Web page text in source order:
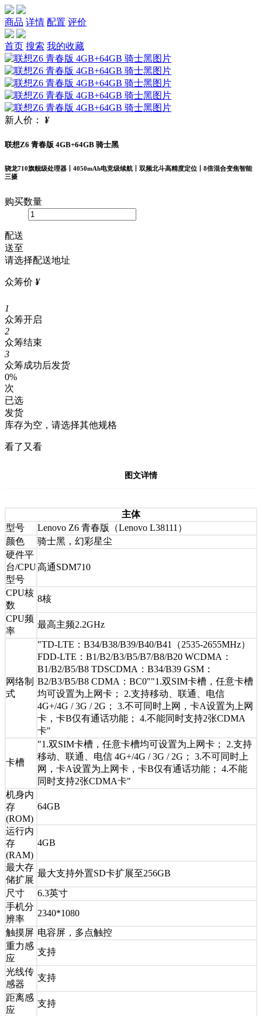
商品 详情 配置 评价
首页 搜索 我的收藏
新人价： ¥
联想Z6 青春版 4GB+64GB 骑士黑
骁龙710旗舰级处理器丨4050mAh电竞级续航丨双频北斗高精度定位丨8倍混合变焦智能
三摄
购买数量
配送
送至
请选择配送地址
众筹价 ¥
1
众筹开启
2
众筹结束
3
众筹成功后发货
0%
次
已选
发货
库存为空，请选择其他规格
看了又看
图文详情
主体
型号
Lenovo Z6 青春版（Lenovo L38111）
颜色
骑士黑，幻彩星尘
硬件平
台/CPU
型号
高通SDM710
CPU核
数
8核
CPU频
率
最高主频2.2GHz
网络制
式
"TD-LTE：B34/B38/B39/B40/B41（2535-2655MHz）
FDD-LTE：B1/B2/B3/B5/B7/B8/B20 WCDMA：
B1/B2/B5/B8 TDSCDMA：B34/B39 GSM：
B2/B3/B5/B8 CDMA：BC0""1.双SIM卡槽，任意卡槽
均可设置为上网卡； 2.支持移动、联通、电信
4G+/4G / 3G / 2G； 3.不可同时上网，卡A设置为上网
卡，卡B仅有通话功能； 4.不能同时支持2张CDMA
卡"
卡槽
"1.双SIM卡槽，任意卡槽均可设置为上网卡； 2.支持
移动、联通、电信 4G+/4G / 3G / 2G； 3.不可同时上
网，卡A设置为上网卡，卡B仅有通话功能； 4.不能
同时支持2张CDMA卡"
机身内
存
(ROM)
64GB
运行内
存
(RAM)
4GB
最大存
储扩展
最大支持外置SD卡扩展至256GB
尺寸
6.3英寸
手机分
辨率
2340*1080
触摸屏 电容屏，多点触控
重力感
应
支持
光线传
感器
支持
距离感
应
支持